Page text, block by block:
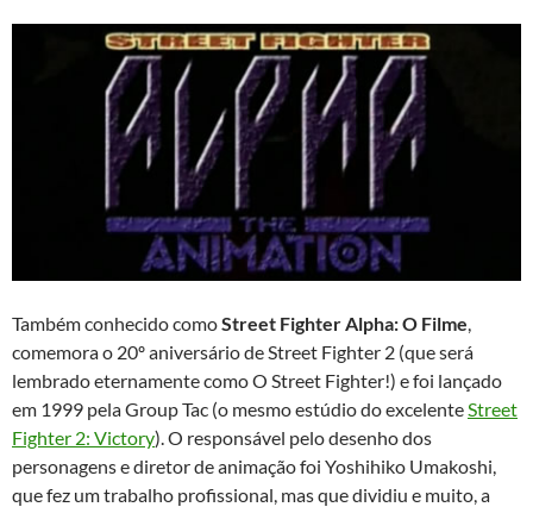
Também conhecido comoStreet Fighter Alpha: O Filme
comemora o 20º aniversário de Street Fighter 2 (que será
lembrado eternamente como O Street Fighter!) e foi lançado
em 1999 pela Group Tac (o mesmo estúdio do excelente Street
Fighter 2: Victory). O responsável pelo desenho dos
personagens e diretor de animação foi Yoshihiko Umakoshi,
que fez um trabalho profissional, mas que dividiu e muito, a